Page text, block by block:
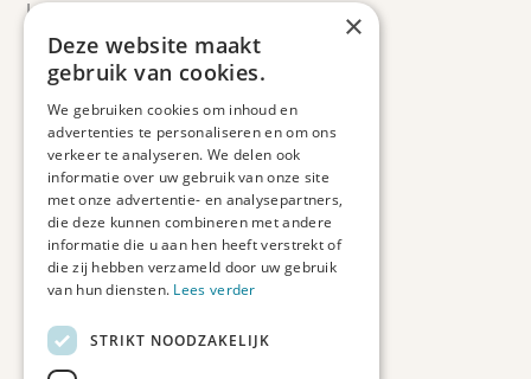
Leveringsinformatie
Retourbeleid
Informatie
Veelgestelde vragen
Duurzaam ondernemen
Contact informatie
Etienne de Pinedaweg 34
3711 CH, Austerlitz
Nederland
info@fotoprintxl.nl
0343 78 58 00
×
Deze website maakt
gebruik van cookies.
We gebruiken cookies om inhoud en
advertenties te personaliseren en om ons
verkeer te analyseren. We delen ook
informatie over uw gebruik van onze site
met onze advertentie- en analysepartners,
die deze kunnen combineren met andere
informatie die u aan hen heeft verstrekt of
die zij hebben verzameld door uw gebruik
van hun diensten. Lees verder
STRIKT NOODZAKELIJK